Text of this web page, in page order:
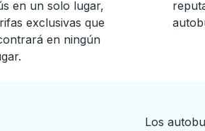
en un solo lugar,
exclusivas que
en ningún
Los